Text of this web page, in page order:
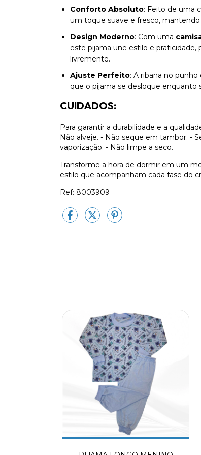
Conforto Absoluto: Feito de uma
um toque suave e fresco,
Design Moderno: Com uma
este pijama une estilo e
livremente.
Ajuste Perfeito: A ribana no
que o pijama se desloque enquanto
CUIDADOS:
Para garantir a durabilidade e a
Não alveje. - Não seque em tambor. -
vaporização. - Não limpe a seco.
Transforme a hora de dormir em um
estilo que acompanham cada fase do
Ref: 8003909